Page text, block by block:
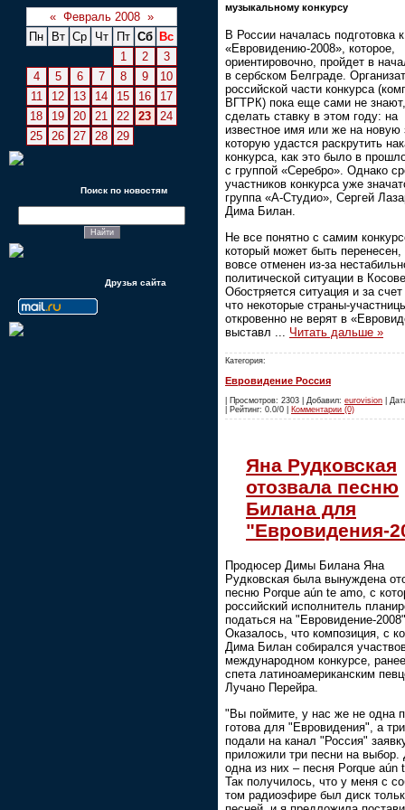
« Февраль 2008 »
Пн
Вт Ср Чт Пт Сб
Вс
1
2
3
4
5 6 7 8 9
10
11
12 13 14 15 16
17
18
19 20 21 22 23
24
25
26 27 28 29
Поиск по новостям
Друзья сайта
музыкальному конкурсу
В России началась подготовка к
«Евровидению-2008», которое,
ориентировочно, пройдет в
в сербском Белграде.
российской части конкурса
ВГТРК) пока еще сами не
сделать ставку в этом году: на
известное имя или же на новую
которую удастся раскрутить
конкурса, как это было в
с группой «Серебро». Однако
участников конкурса уже
группа «А-Студио», Сергей
Дима Билан.
Не все понятно с самим
который может быть перенесен,
вовсе отменен из-за
политической ситуации в
Обостряется ситуация и за счет
что некоторые страны-
откровенно не верят в
выставл
Читать дальше »
Категория:
Евровидение Россия
| Просмотров: 2303 | Добавил: eurovision |
| Рейтинг: 0.0/0 | Комментарии (0)
Яна Рудковская
отозвала песню
Билана для
"Евровидения-
Продюсер Димы Билана Яна
Рудковская была вынуждена
песню Porque aún te amo, с
российский исполнитель
податься на "Евровидение-
Оказалось, что композиция, с
Дима Билан собирался
международном конкурсе,
спета латиноамериканским
Лучано Перейра.
"Вы поймите, у нас же не одна
готова для "Евровидения", а
подали на канал "Россия"
приложили три песни на выбор.
одна из них – песня Porque aún
Так получилось, что у меня с
том радиоэфире был диск